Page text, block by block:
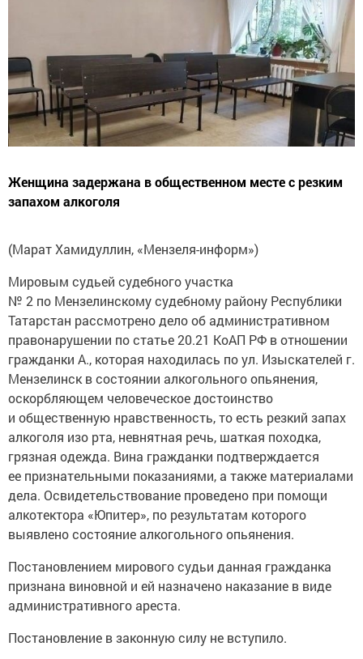
Женщина задержана в общественном месте с резким
запахом алкоголя
(Марат Хамидуллин, «Мензеля-информ»)
Мировым судьей судебного участка
№ 2 по Мензелинскому судебному району Республики
Татарстан рассмотрено дело об административном
правонарушении по статье 20.21 КоАП РФ в отношении
гражданки А., которая находилась по ул. Изыскателей г.
Мензелинск в состоянии алкогольного опьянения,
оскорбляющем человеческое достоинство
и общественную нравственность, то есть резкий запах
алкоголя изо рта, невнятная речь, шаткая походка,
грязная одежда. Вина гражданки подтверждается
ее признательными показаниями, а также материалами
дела. Освидетельствование проведено при помощи
алкотектора «Юпитер», по результатам которого
выявлено состояние алкогольного опьянения.
Постановлением мирового судьи данная гражданка
признана виновной и ей назначено наказание в виде
административного ареста.
Постановление в законную силу не вступило.